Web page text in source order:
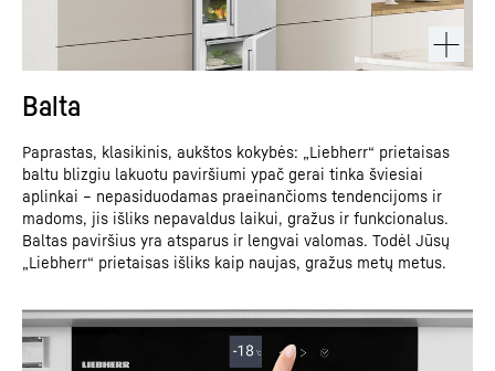
Balta
Paprastas, klasikinis, aukštos kokybės: „Liebherr“ prietaisas
baltu blizgiu lakuotu paviršiumi ypač gerai tinka šviesiai
aplinkai – nepasiduodamas praeinančioms tendencijoms ir
madoms, jis išliks nepavaldus laikui, gražus ir funkcionalus.
Baltas paviršius yra atsparus ir lengvai valomas. Todėl Jūsų
„Liebherr“ prietaisas išliks kaip naujas, gražus metų metus.